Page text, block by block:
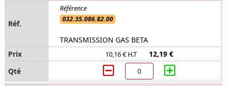
032.35.086.82.00
TRANSMISSION GAS BETA
10,16 € H.T 12,19 €